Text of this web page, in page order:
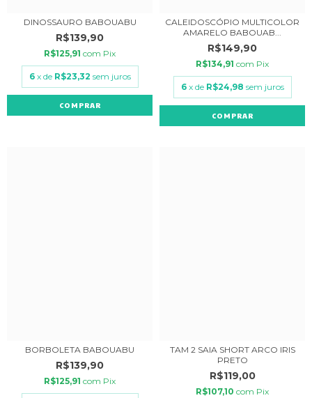
DINOSSAURO BABOUABU
R$139,90
R$125,91 com Pix
6 x de R$23,32 sem juros
COMPRAR
CALEIDOSCÓPIO MULTICOLOR
AMARELO BABOUAB...
R$149,90
R$134,91 com Pix
6 x de R$24,98 sem juros
COMPRAR
BORBOLETA BABOUABU
R$139,90
R$125,91 com Pix
TAM 2 SAIA SHORT ARCO IRIS
PRETO
R$119,00
R$107,10 com Pix